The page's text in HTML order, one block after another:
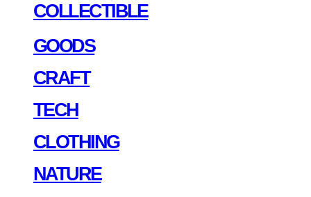
COLLECTIBLE
GOODS
CRAFT
TECH
CLOTHING
NATURE